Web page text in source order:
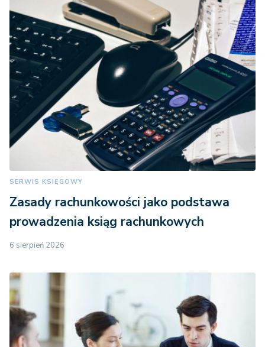
SERWIS KSIĘGOWY
Zasady rachunkowości jako podstawa
prowadzenia ksiąg rachunkowych
6 sierpień 2026